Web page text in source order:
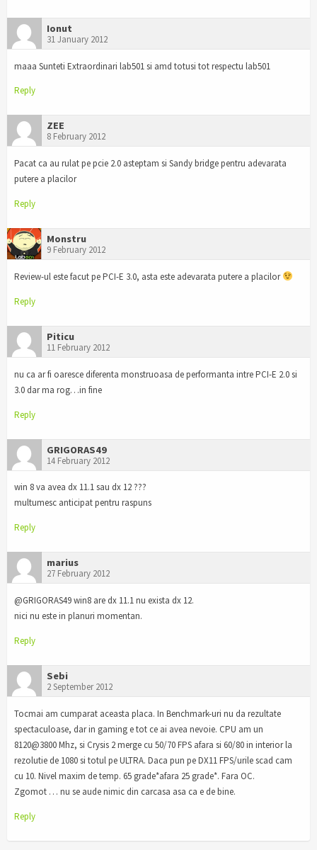
Ionut
31 January 2012
maaa Sunteti Extraordinari lab501 si amd totusi tot respectu lab501
Reply
ZEE
8 February 2012
Pacat ca au rulat pe pcie 2.0 asteptam si Sandy bridge pentru adevarata
putere a placilor
Reply
Monstru
9 February 2012
Review-ul este facut pe PCI-E 3.0, asta este adevarata putere a placilor
Reply
Piticu
11 February 2012
nu ca ar fi oaresce diferenta monstruoasa de performanta intre PCI-E 2.0 si
3.0 dar ma rog…in fine
Reply
GRIGORAS49
14 February 2012
win 8 va avea dx 11.1 sau dx 12 ???
multumesc anticipat pentru raspuns
Reply
marius
27 February 2012
@GRIGORAS49 win8 are dx 11.1 nu exista dx 12.
nici nu este in planuri momentan.
Reply
Sebi
2 September 2012
Tocmai am cumparat aceasta placa. In Benchmark-uri nu da rezultate
spectaculoase, dar in gaming e tot ce ai avea nevoie. CPU am un
8120@3800 Mhz, si Crysis 2 merge cu 50/70 FPS afara si 60/80 in interior la
rezolutie de 1080 si totul pe ULTRA. Daca pun pe DX11 FPS/urile scad cam
cu 10. Nivel maxim de temp. 65 grade*afara 25 grade*. Fara OC.
Zgomot … nu se aude nimic din carcasa asa ca e de bine.
Reply